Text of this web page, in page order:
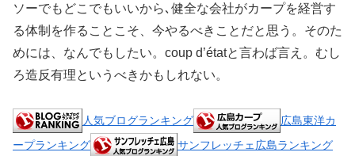
ソーでもどこでもいいから､健全な会社がカープを経営す
る体制を作ることこそ、今やるべきことだと思う。そのた
めには、なんでもしたい。coup d’étatと言わば言え。むし
ろ造反有理というべきかもしれない。
人気ブログランキング
広島東洋カ
ープランキング
サンフレッチェ広島ランキング